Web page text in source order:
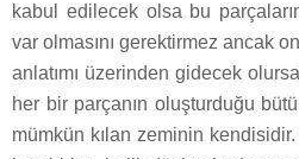
kabul edilecek olsa bu
var olmasını gerektirmez ancak
anlatımı üzerinden gidecek
her bir parçanın oluşturduğu
mümkün kılan zeminin kendisidir.